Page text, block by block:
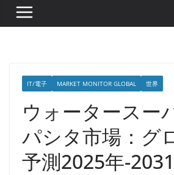
IT/電子 MARKET MONITOR GLOBAL 世界
ウォータースー
パシタ市場：グ
予測2025年-